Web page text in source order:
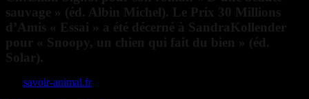
sauvage » (éd. Albin Michel). Le Prix 30 Millions
d’Amis « Essai » a été décerné à SandraKollender
pour « Snoopy, un chien qui fait du bien » (éd.
Solar).
savoir-animal.fr